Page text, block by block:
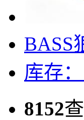
BASS
库存
8152